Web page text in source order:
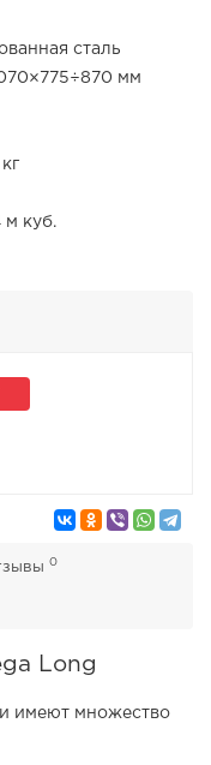
сталь
мм
м куб.
0
Long
имеют множество